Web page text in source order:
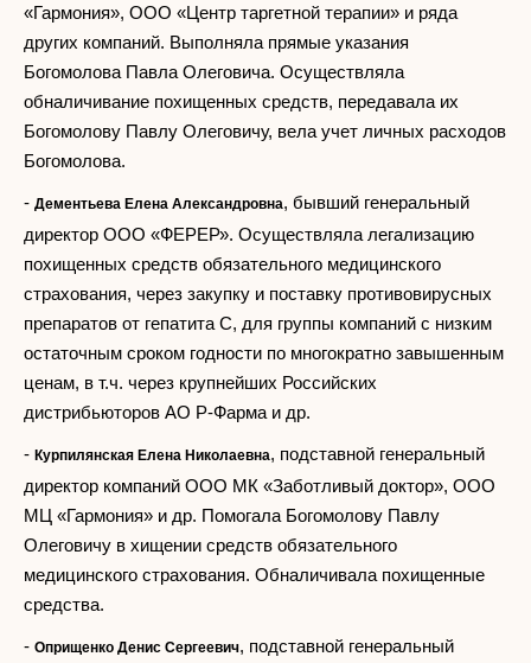
«Гармония», ООО «Центр таргетной терапии» и ряда
других компаний. Выполняла прямые указания
Богомолова Павла Олеговича. Осуществляла
обналичивание похищенных средств, передавала их
Богомолову Павлу Олеговичу, вела учет личных расходов
Богомолова.
- Дементьева Елена Александровна, бывший генеральный
директор ООО «ФЕРЕР». Осуществляла легализацию
похищенных средств обязательного медицинского
страхования, через закупку и поставку противовирусных
препаратов от гепатита С, для группы компаний с низким
остаточным сроком годности по многократно завышенным
ценам, в т.ч. через крупнейших Российских
дистрибьюторов АО Р-Фарма и др.
- Курпилянская Елена Николаевна, подставной генеральный
директор компаний ООО МК «Заботливый доктор», ООО
МЦ «Гармония» и др. Помогала Богомолову Павлу
Олеговичу в хищении средств обязательного
медицинского страхования. Обналичивала похищенные
средства.
- Оприщенко Денис Сергеевич, подставной генеральный